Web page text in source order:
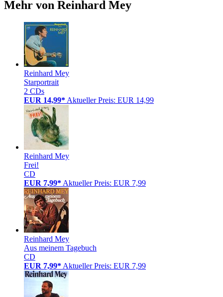
Mehr von Reinhard Mey
Reinhard Mey
Starportrait
2 CDs
EUR 14,99* Aktueller Preis: EUR 14,99
Reinhard Mey
Frei!
CD
EUR 7,99* Aktueller Preis: EUR 7,99
Reinhard Mey
Aus meinem Tagebuch
CD
EUR 7,99* Aktueller Preis: EUR 7,99